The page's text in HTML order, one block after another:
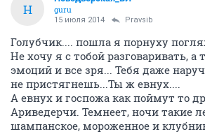
Н
guru
15 июля 2014 Pravsib
Голубчик.... пошла я порнуху
Не хочу я с тобой разговаривать, а
эмоций и все зря... Тебя даже
не пристягнешь...Ты ж евнух....
А евнух и госпожа как поймут то
Ариведерчи. Темнеет, ночи такие
шампанское, мороженное и